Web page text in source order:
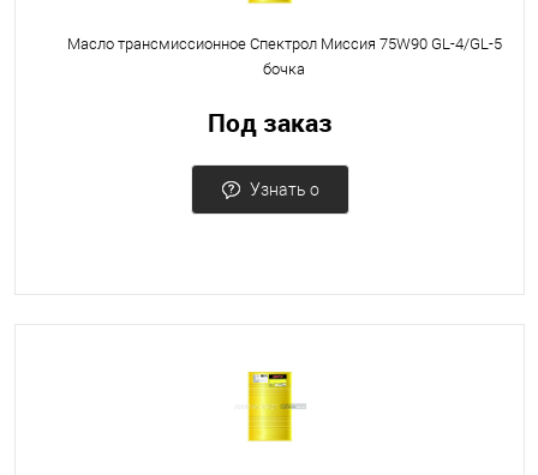
Масло трансмиссионное Спектрол Миссия 75W90 GL-4/GL-5
бочка
Под заказ
Узнать о